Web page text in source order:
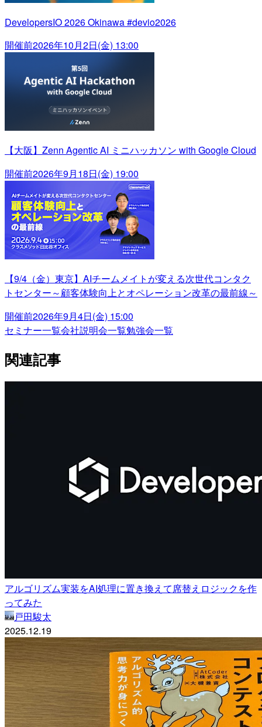
DevelopersIO 2026 Okinawa #devio2026
開催前2026年10月2日(金) 13:00
【大阪】Zenn Agentic AI ミニハッカソン with Google Cloud
開催前2026年9月18日(金) 19:00
【9/4（金）東京】AIチームメイトが変える次世代コンタク
トセンター～顧客体験向上とオペレーション改革の最前線～
開催前2026年9月4日(金) 15:00
セミナー一覧会社説明会一覧勉強会一覧
関連記事
アルゴリズム実装をAI処理に置き換えて席替えロジックを作
ってみた
戸田駿太
2025.12.19